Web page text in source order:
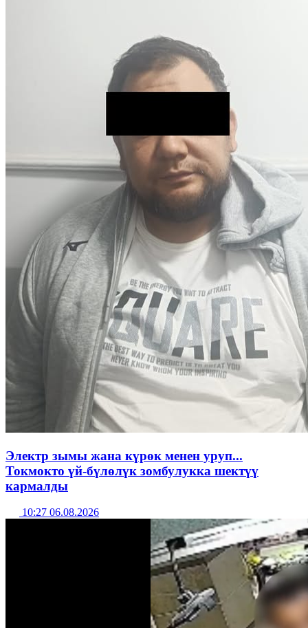
Электр зымы жана күрөк менен уруп...
Токмокто үй-бүлөлүк зомбулукка шектүү
кармалды
10:27 06.08.2026